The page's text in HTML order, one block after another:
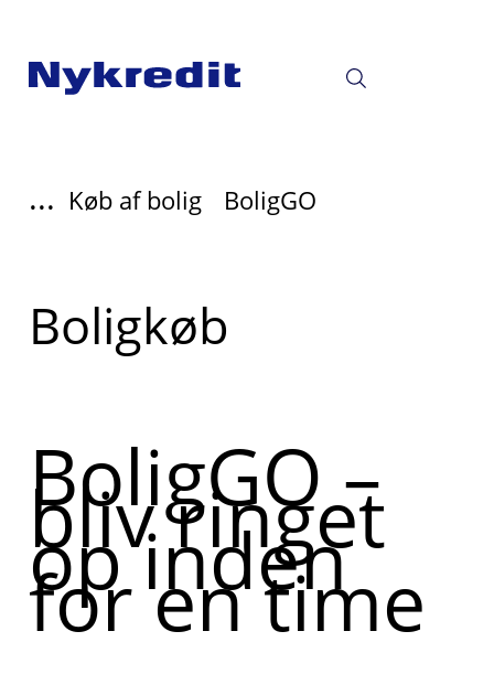
... Køb af bolig BoligGO
Læs
mere
Boligkøb
BoligGO –
bliv ringet
op inden
for en time